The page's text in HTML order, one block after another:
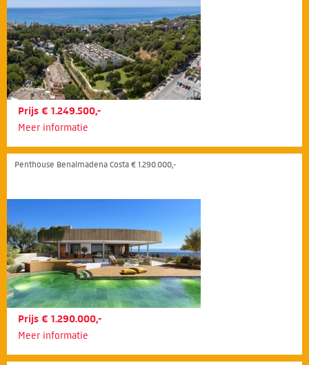
Prijs € 1.249.500,-
Meer informatie
Penthouse Benalmadena Costa € 1.290.000,-
Prijs € 1.290.000,-
Meer informatie